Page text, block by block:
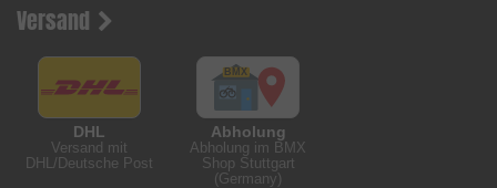
Versand
DHL
Versand mit
DHL/Deutsche Post
Abholung
Abholung im BMX
Shop Stuttgart
(Germany)